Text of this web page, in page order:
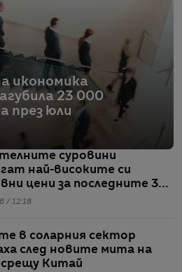
икономика
23 000
през юли
суровини
най-високите си
цени за последните 3
/ 12:18
в соларния сектор
след новите мита на
срещу Китай